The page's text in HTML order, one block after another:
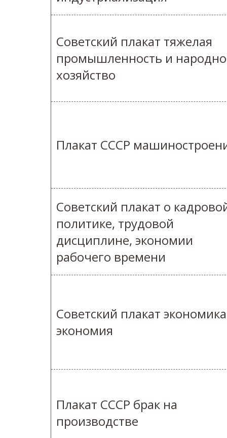
Советский плакат тяжелая
промышленность и
хозяйство
Плакат СССР
Советский плакат о
политике, трудовой
дисциплине, экономии
рабочего времени
Советский плакат
экономия
Плакат СССР брак на
производстве